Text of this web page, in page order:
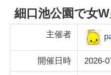
細口池公園で女
主催者
開催日時 2026-